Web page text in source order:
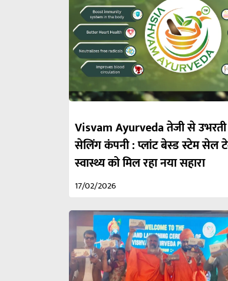
Visvam Ayurveda तेजी से उभरती
सेलिंग कंपनी : प्लांट बेस्ड स्टेम सेल
स्वास्थ्य को मिल रहा नया सहारा
17/02/2026